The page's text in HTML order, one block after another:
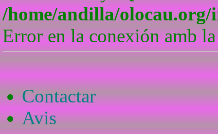
/home/andilla/olocau.org/
Error en la conexión amb
Contactar
Avis